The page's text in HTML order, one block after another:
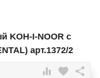
KOH-I-NOOR с
арт.1372/2
 favorite 